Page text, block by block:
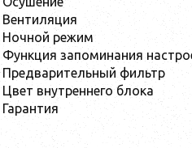
Вентиляция
Ночной режим
Функция запоминания
Предварительный фильтр
Цвет внутреннего блока
Гарантия